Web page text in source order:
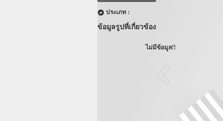
ประเภท :
ข้อมูลรูปที่เกี่ยวข้อง
ไม่มีข้อมูล!!